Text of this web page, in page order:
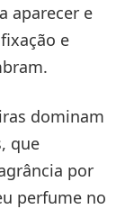
aparecer e
e
dominam
que
por
perfume no